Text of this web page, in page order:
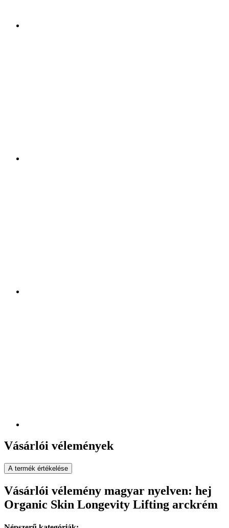
Vásárlói vélemények
A termék értékelése
Vásárlói vélemény magyar nyelven: hej
Organic Skin Longevity Lifting arckrém